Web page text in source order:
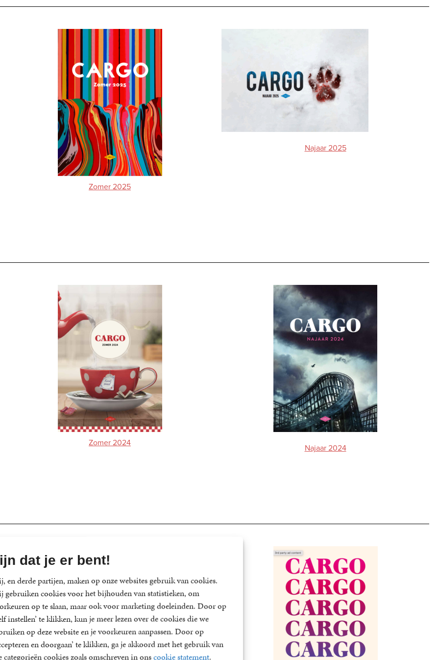
dat je er bent!
en derde partijen, maken op onze websites gebruik van cookies.
gebruiken cookies voor het bijhouden van statistieken, om
op te slaan, maar ook voor marketing doeleinden. Door op
instellen’ te klikken, kun je meer lezen over de cookies die we
op deze website en je voorkeuren aanpassen. Door op
en doorgaan’ te klikken, ga je akkoord met het gebruik van
categorieën cookies zoals omschreven in onscookie statement.
Zomer 2025
Najaar 2025
Zomer 2024 Najaar 2024